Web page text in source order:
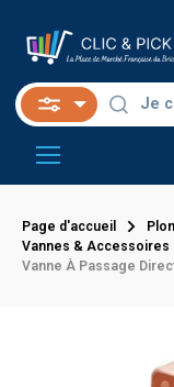
Page d'accueil
Vannes & Accessoires
Vanne À Passage